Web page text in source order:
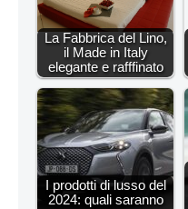
La Fabbrica del Lino,
il Made in Italy
elegante e rafffinato
I prodotti di lusso del
2024: quali saranno